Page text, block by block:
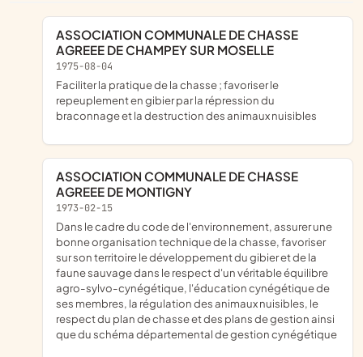
ASSOCIATION COMMUNALE DE CHASSE
AGREEE DE CHAMPEY SUR MOSELLE
1975-08-04
faciliter la pratique de la chasse ; favoriser le
repeuplement en gibier par la répression du
braconnage et la destruction des animaux nuisibles
ASSOCIATION COMMUNALE DE CHASSE
AGREEE DE MONTIGNY
1973-02-15
dans le cadre du code de l'environnement, assurer une
bonne organisation technique de la chasse, favoriser
sur son territoire le développement du gibier et de la
faune sauvage dans le respect d'un véritable équilibre
agro-sylvo-cynégétique, l'éducation cynégétique de
ses membres, la régulation des animaux nuisibles, le
respect du plan de chasse et des plans de gestion ainsi
que du schéma départemental de gestion cynégétique